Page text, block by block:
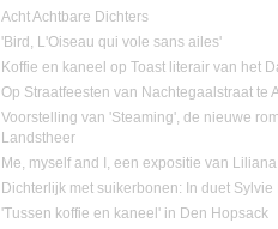
Acht Achtbare Dichters
'Bird, L'Oiseau qui vole sans ailes'
Koffie en kaneel op Toast literair van het
Op Straatfeesten van Nachtegaalstraat te
Voorstelling van 'Steaming', de nieuwe
Landstheer
Me, myself and I, een expositie van
Dichterlijk met suikerbonen: In duet
'Tussen koffie en kaneel' in Den Hopsack